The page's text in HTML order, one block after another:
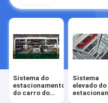
Sistema do
estacionamento
do carro do
Sistema
elevado do